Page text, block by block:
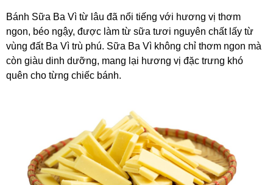
Bánh Sữa Ba Vì từ lâu đã nổi tiếng với hương vị thơm
ngon, béo ngậy, được làm từ sữa tươi nguyên chất lấy từ
vùng đất Ba Vì trù phú. Sữa Ba Vì không chỉ thơm ngon mà
còn giàu dinh dưỡng, mang lại hương vị đặc trưng khó
quên cho từng chiếc bánh.